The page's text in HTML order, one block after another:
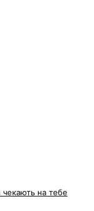
чекають на тебе